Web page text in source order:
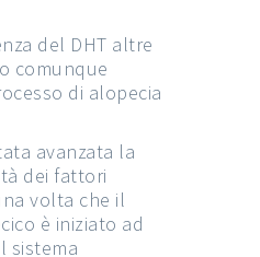
del DHT altre
comunque
di alopecia
avanzata la
dei fattori
volta che il
è iniziato ad
sistema